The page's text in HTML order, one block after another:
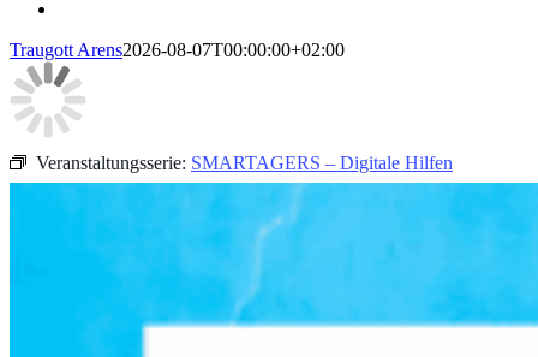
Traugott Arens2026-08-07T00:00:00+02:00
Veranstaltungsserie: SMARTAGERS – Digitale Hilfen